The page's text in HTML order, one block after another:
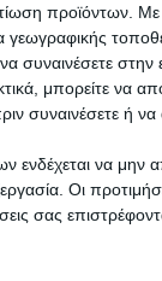
προϊόντων. Με
γεωγραφικής
συναινέσετε στην
μπορείτε να
συναινέσετε ή να
να μην
Οι
σας
για